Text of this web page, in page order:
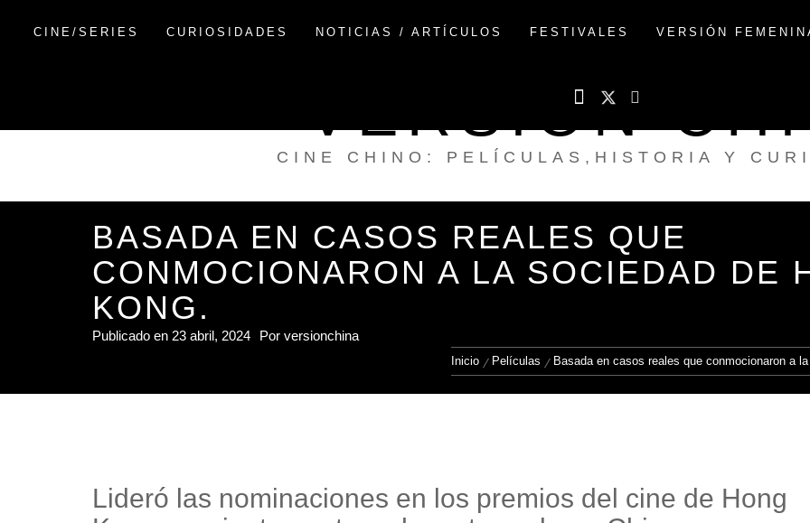
CINE/SERIES CURIOSIDADES NOTICIAS / ARTÍCULOS FESTIVALES VERSIÓN
VERSIÓN
CINE CHINO: PELÍCULAS,HISTORIA Y
BASADA EN CASOS REALES QUE
CONMOCIONARON A LA SOCIEDAD DE
KONG.
Publicado en 23 abril, 2024 Por versionchina
Inicio Películas Basada en casos reales que conmocionaron a
Lideró las nominaciones en los premios del cine de Hong